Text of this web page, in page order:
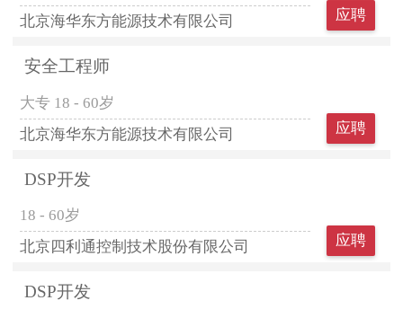
北京海华东方能源技术有限公司
应聘
安全工程师
大专 18 - 60岁
北京海华东方能源技术有限公司
应聘
DSP开发
18 - 60岁
北京四利通控制技术股份有限公司
应聘
DSP开发